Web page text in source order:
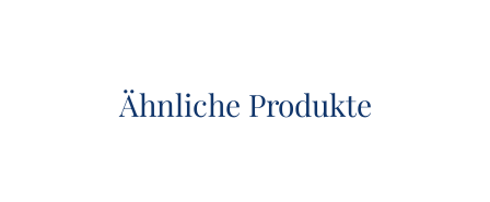
Ähnliche Produkte